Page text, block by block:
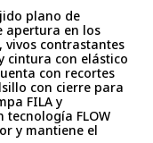
plano de
apertura en los
contrastantes
cintura con elástico
con recortes
con cierre para
FILA y
tecnología FLOW
y mantiene el